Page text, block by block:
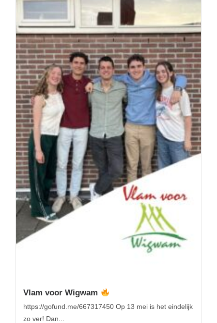
Vlam voor Wigwam
https://gofund.me/667317450 Op 13 mei is het eindelijk
zo ver! Dan...